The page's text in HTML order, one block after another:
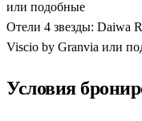
или подобные
Отели 4 звезды: Daiwa
Viscio by Granvia или
Условия